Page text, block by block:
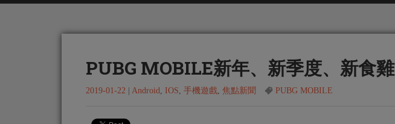
PUBG MOBILE新年、新季度、新食雞
2019-01-22 Android, IOS, 手機遊戲, 焦點新聞 PUBG MOBILE